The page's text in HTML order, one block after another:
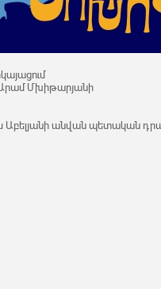
Արամ Մխիթարյանի
Աբելյանի անվան պետական